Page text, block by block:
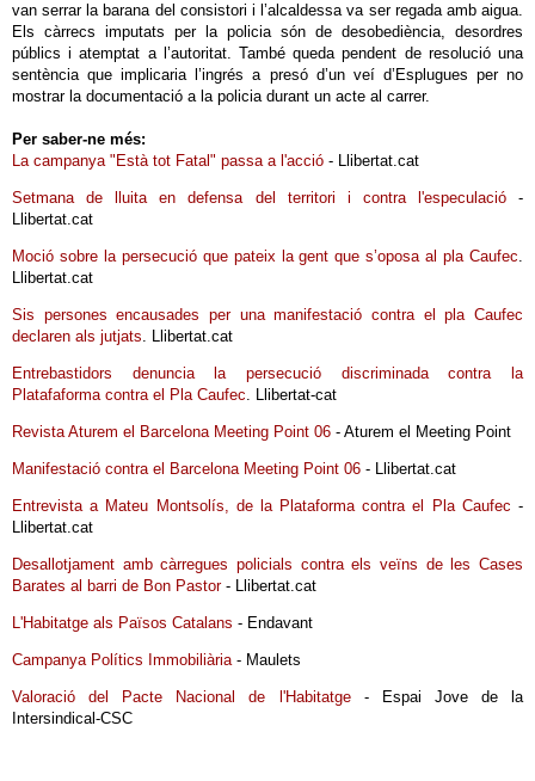
van serrar la barana del consistori i l’alcaldessa va ser regada amb aigua.
Els càrrecs imputats per la policia són de desobediència, desordres
públics i atemptat a l’autoritat. També queda pendent de resolució una
sentència que implicaria l’ingrés a presó d’un veí d’Esplugues per no
mostrar la documentació a la policia durant un acte al carrer.
Per saber-ne més:
La campanya "Està tot Fatal" passa a l'acció - Llibertat.cat
Setmana de lluita en defensa del territori i contra l'especulació-
Llibertat.cat
Moció sobre la persecució que pateix la gent que s’oposa al pla Caufec.
Llibertat.cat
Sis persones encausades per una manifestació contra el pla Caufec
declaren als jutjats. Llibertat.cat
Entrebastidors denuncia la persecució discriminada contra la
Platafaforma contra el Pla Caufec. Llibertat-cat
Revista Aturem el Barcelona Meeting Point 06 - Aturem el Meeting Point
Manifestació contra el Barcelona Meeting Point 06 - Llibertat.cat
Entrevista a Mateu Montsolís, de la Plataforma contra el Pla Caufec -
Llibertat.cat
Desallotjament amb càrregues policials contra els veïns de les Cases
Barates al barri de Bon Pastor- Llibertat.cat
L'Habitatge als Països Catalans - Endavant
Campanya Polítics Immobiliària - Maulets
Valoració del Pacte Nacional de l'Habitatge- Espai Jove de la
Intersindical-CSC